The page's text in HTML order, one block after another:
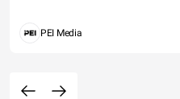
PEI Media